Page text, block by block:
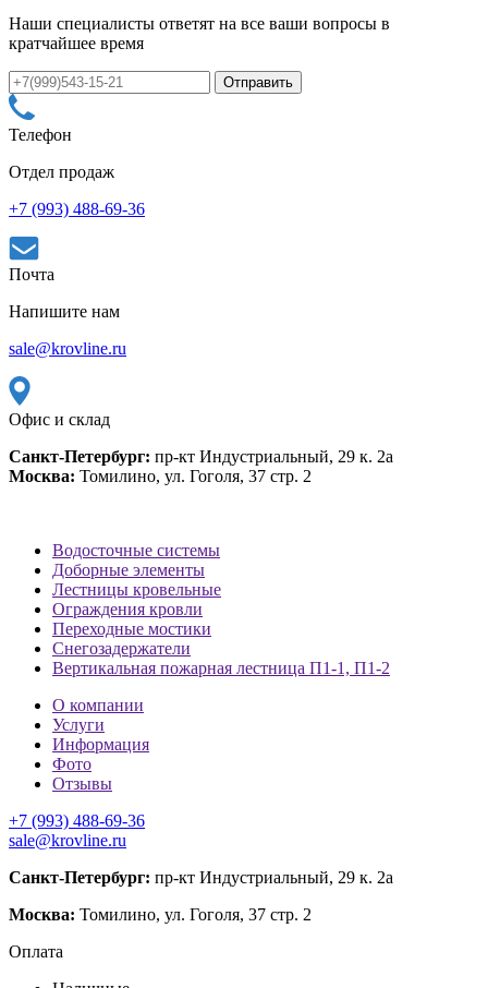
Наши специалисты ответят на все ваши вопросы в
кратчайшее время
Телефон
Отдел продаж
+7 (993) 488-69-36
Почта
Напишите нам
sale@krovline.ru
Офис и склад
Санкт-Петербург: пр-кт Индустриальный, 29 к. 2а
Москва: Томилино, ул. Гоголя, 37 стр. 2
Водосточные системы
Доборные элементы
Лестницы кровельные
Ограждения кровли
Переходные мостики
Снегозадержатели
Вертикальная пожарная лестница П1-1, П1-2
О компании
Услуги
Информация
Фото
Отзывы
+7 (993) 488-69-36
sale@krovline.ru
Санкт-Петербург: пр-кт Индустриальный, 29 к. 2а
Москва: Томилино, ул. Гоголя, 37 стр. 2
Оплата